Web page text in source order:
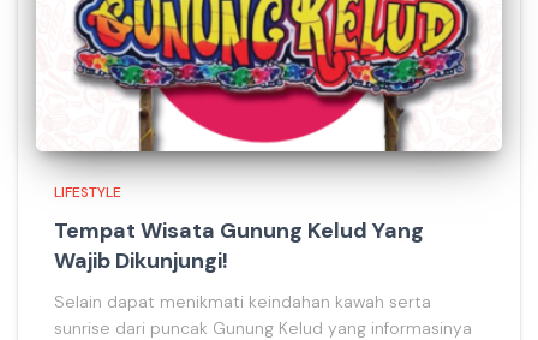
LIFESTYLE
Tempat Wisata Gunung Kelud Yang
Wajib Dikunjungi!
Selain dapat menikmati keindahan kawah serta
sunrise dari puncak Gunung Kelud yang informasinya